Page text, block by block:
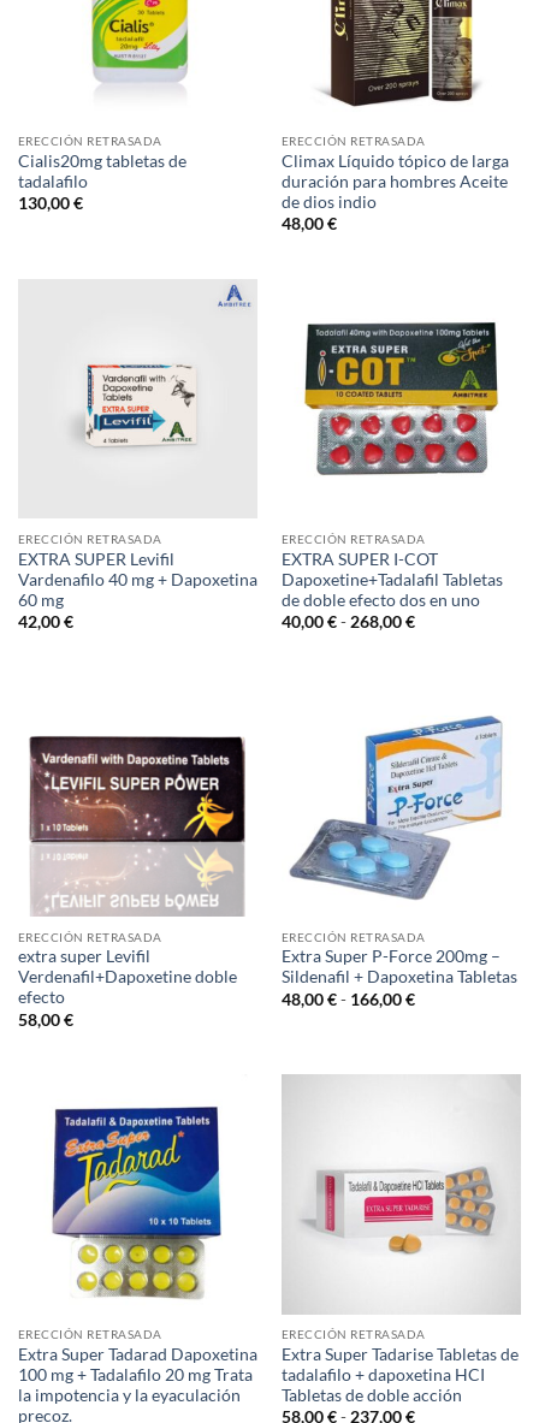
ERECCIÓN RETRASADA
Cialis20mg tabletas de
tadalafilo
130,00€
ERECCIÓN RETRASADA
Climax Líquido tópico de larga
duración para hombres Aceite
de dios indio
48,00€
ERECCIÓN RETRASADA
EXTRA SUPER Levifil
Vardenafilo 40 mg + Dapoxetina
60 mg
42,00€
ERECCIÓN RETRASADA
EXTRA SUPER I-COT
Dapoxetine+Tadalafil Tabletas
de doble efecto dos en uno
40,00€ - 268,00€Rango
268,00 €
ERECCIÓN RETRASADA
extra super Levifil
Verdenafil+Dapoxetine doble
efecto
58,00€
ERECCIÓN RETRASADA
Extra Super P-Force 200mg –
Sildenafil + Dapoxetina Tabletas
48,00€ - 166,00€Rango
hasta
ERECCIÓN RETRASADA
Extra Super Tadarad Dapoxetina
100 mg + Tadalafilo 20 mg Trata
la impotencia y la eyaculación
precoz.
ERECCIÓN RETRASADA
Extra Super Tadarise Tabletas de
tadalafilo + dapoxetina HCI
Tabletas de doble acción
58,00€ - 237,00€Rango